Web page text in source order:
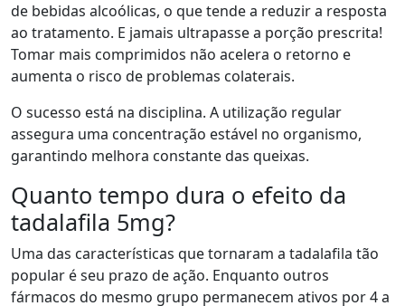
de bebidas alcoólicas, o que tende a reduzir a resposta
ao tratamento. E jamais ultrapasse a porção prescrita!
Tomar mais comprimidos não acelera o retorno e
aumenta o risco de problemas colaterais.
O sucesso está na disciplina. A utilização regular
assegura uma concentração estável no organismo,
garantindo melhora constante das queixas.
Quanto tempo dura o efeito da
tadalafila 5mg?
Uma das características que tornaram a tadalafila tão
popular é seu prazo de ação. Enquanto outros
fármacos do mesmo grupo permanecem ativos por 4 a